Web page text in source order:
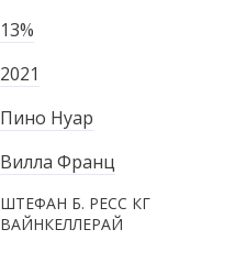
13%
2021
Пино Нуар
Вилла Франц
ШТЕФАН Б. РЕСС КГ
ВАЙНКЕЛЛЕРАЙ